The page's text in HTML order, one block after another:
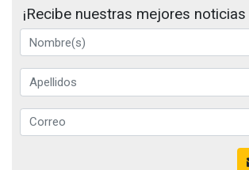
¡Recibe nuestras mejores